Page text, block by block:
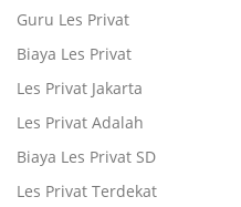
Guru Les Privat
Biaya Les Privat
Les Privat Jakarta
Les Privat Adalah
Biaya Les Privat SD
Les Privat Terdekat